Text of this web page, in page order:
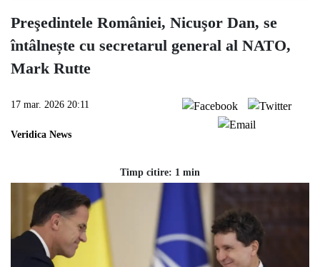
Preşedintele României, Nicuşor Dan, se
întâlnește cu secretarul general al NATO,
Mark Rutte
17 mar. 2026 20:11
Veridica News
Timp citire: 1 min